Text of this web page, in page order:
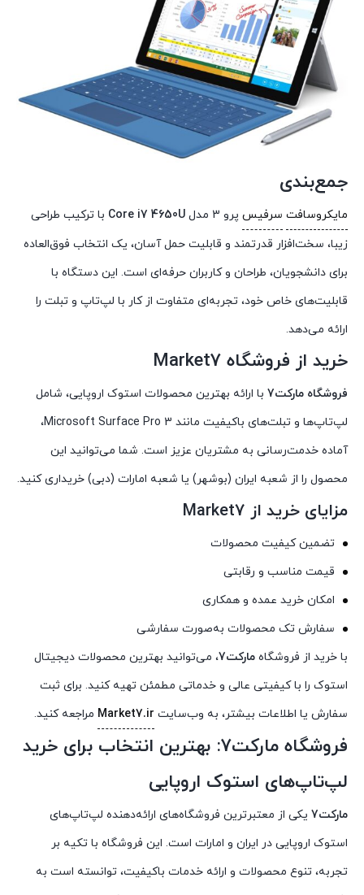
جمع‌بندی
مایکروسافت سرفیس پرو 3 مدل Core i7 4650U
با ترکیب طراحی
زیبا، سخت‌افزار قدرتمند و قابلیت حمل آسان، یک انتخاب فوق‌العاده
برای دانشجویان، طراحان و کاربران حرفه‌ای است. این دستگاه با
قابلیت‌های خاص خود، تجربه‌ای متفاوت از کار با لپ‌تاپ و تبلت را
ارائه می‌دهد.
خرید از فروشگاه Market7
فروشگاه مارکت7
با ارائه بهترین محصولات استوک اروپایی، شامل
لپ‌تاپ‌ها و تبلت‌های باکیفیت مانند Microsoft Surface Pro 3،
آماده خدمت‌رسانی به مشتریان عزیز است. شما می‌توانید این
محصول را از شعبه ایران (بوشهر) یا شعبه امارات (دبی) خریداری کنید.
مزایای خرید از Market7
تضمین کیفیت محصولات
قیمت مناسب و رقابتی
امکان خرید عمده و همکاری
سفارش تک محصولات به‌صورت سفارشی
با خرید از فروشگاه مارکت7 ، می‌توانید بهترین محصولات دیجیتال
استوک را با کیفیتی عالی و خدماتی مطمئن تهیه کنید. برای ثبت
سفارش یا اطلاعات بیشتر، به وب‌سایت Market7.ir مراجعه کنید.
فروشگاه مارکت7: بهترین انتخاب برای خرید
لپ‌تاپ‌های استوک اروپایی
مارکت7
یکی از معتبرترین فروشگاه‌های ارائه‌دهنده لپ‌تاپ‌های
استوک اروپایی در ایران و امارات است. این فروشگاه با تکیه بر
تجربه، تنوع محصولات و ارائه خدمات باکیفیت، توانسته است به